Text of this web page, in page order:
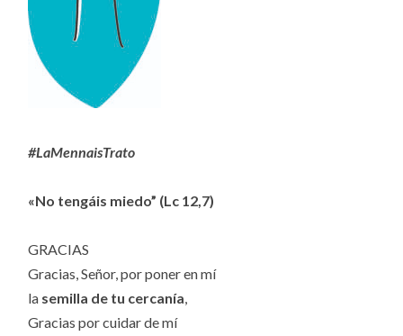
#LaMennaisTrato
«No tengáis miedo” (Lc 12,7)
GRACIAS
Gracias, Señor, por poner en mí
la semilla de tu cercanía,
Gracias por cuidar de mí